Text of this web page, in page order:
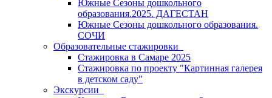
Южные Сезоны дошкольного
образования.2025. ДАГЕСТАН
Южные Сезоны дошкольного образования.
СОЧИ
Образовательные стажировки
Стажировка в Самаре 2025
Стажировка по проекту "Картинная галерея
в детском саду"
Экскурсии